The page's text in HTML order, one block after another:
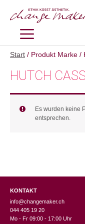
Inhalt
MENÜ
Start / Produkt Marke /
HUTCH
Es wurden keine
entsprechen.
KONTAKT
info@changemaker.ch
044 405 19 20
Mo - Fr 09:00 - 17:00 Uhr